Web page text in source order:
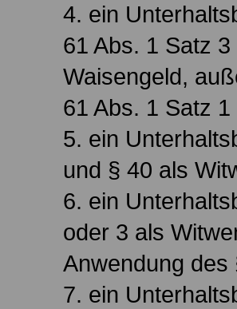
4. ein
61 Abs. 1 Satz
Waisengeld,
61 Abs. 1 Satz
5. ein
und § 40 als
6. ein
oder 3 als
Anwendung des
7. ein